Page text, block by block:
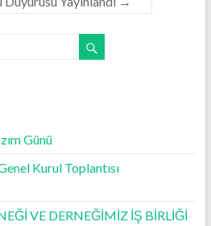
Günü
Kurul Toplantısı
VE DERNEĞİMİZ İŞ BİRLİĞİ